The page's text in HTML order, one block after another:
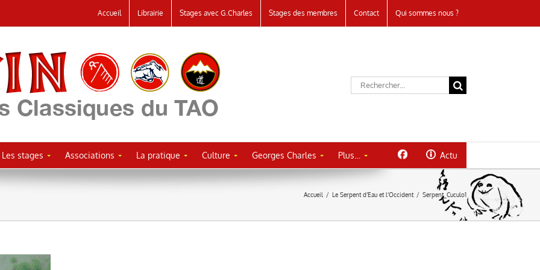
Accueil Librairie Stages avec G.Charles Stages des membres Contact Qui sommes nous ?
Rechercher:
Les stages Associations La pratique Culture Georges Charles Plus… Actu
Accueil / Le Serpent d’Eau et l’Occident / Serpent_Cuculo1